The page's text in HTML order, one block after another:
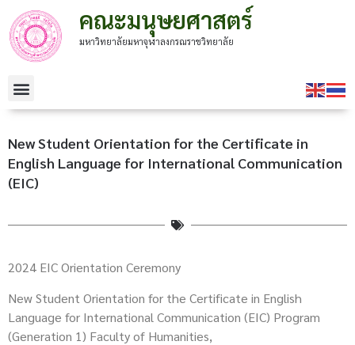
คณะมนุษยศาสตร์
มหาวิทยาลัยมหาจุฬาลงกรณราชวิทยาลัย
New Student Orientation for the Certificate in
English Language for International Communication
(EIC)
2024 EIC Orientation Ceremony
New Student Orientation for the Certificate in English
Language for International Communication (EIC) Program
(Generation 1) Faculty of Humanities,